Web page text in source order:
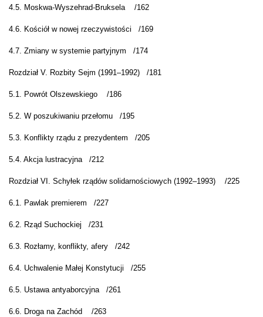
4.5. Moskwa-Wyszehrad-Bruksela /162
4.6. Kościół w nowej rzeczywistości /169
4.7. Zmiany w systemie partyjnym /174
Rozdział V. Rozbity Sejm (1991–1992) /181
5.1. Powrót Olszewskiego /186
5.2. W poszukiwaniu przełomu /195
5.3. Konflikty rządu z prezydentem /205
5.4. Akcja lustracyjna /212
Rozdział VI. Schyłek rządów solidarnościowych (1992–1993) /225
6.1. Pawlak premierem /227
6.2. Rząd Suchockiej /231
6.3. Rozłamy, konflikty, afery /242
6.4. Uchwalenie Małej Konstytucji /255
6.5. Ustawa antyaborcyjna /261
6.6. Droga na Zachód /263